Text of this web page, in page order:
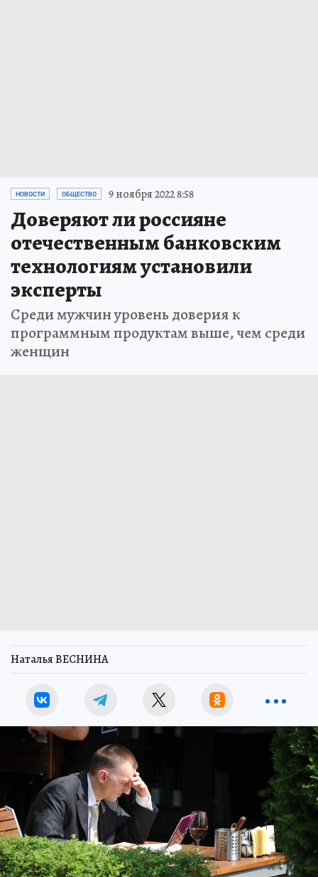
НОВОСТИ ОБЩЕСТВО 9 ноября 2022 8:58
Доверяют ли россияне
отечественным банковским
технологиям установили
эксперты
Среди мужчин уровень доверия к
программным продуктам выше, чем среди
женщин
Наталья ВЕСНИНА